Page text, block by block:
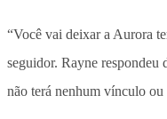
“Você vai deixar a Aurora
seguidor. Rayne respondeu
não terá nenhum vínculo